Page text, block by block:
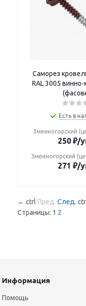
Саморез кровельный
RAL 3005
Есть в
Змеиногорский
250₽/
Змеиногорский
271 ₽/
← ctrl Пред. След.
Страницы: 1 2
Информация
Помощь